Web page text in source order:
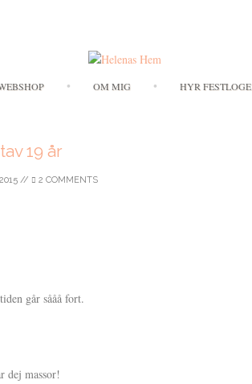
OM MIG HYR FESTLOGE
19 år
// 2 COMMENTS
går sååå fort.
dej massor!